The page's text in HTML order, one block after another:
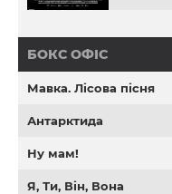
БОКС ОФІС
Мавка. Лісова пісня
Антарктида
Ну мам!
Я, Ти, Він, Вона